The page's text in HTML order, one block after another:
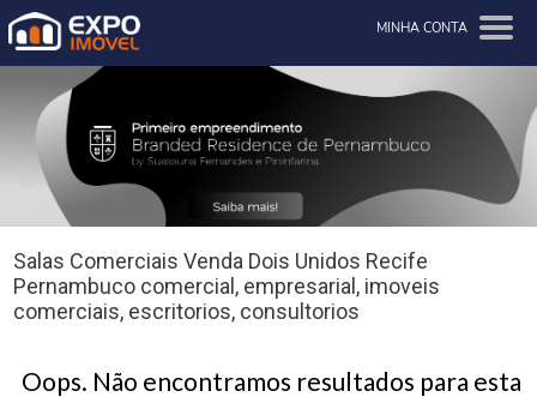
MINHA CONTA
Salas Comerciais Venda Dois Unidos Recife
Pernambuco comercial, empresarial, imoveis
comerciais, escritorios, consultorios
Oops. Não encontramos resultados para esta